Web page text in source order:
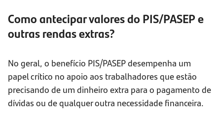
Como antecipar valores do PIS/PASEP e
outras rendas extras?
No geral, o benefício PIS/PASEP desempenha um
papel crítico no apoio aos trabalhadores que estão
precisando de um dinheiro extra para o pagamento de
dívidas ou de qualquer outra necessidade financeira.